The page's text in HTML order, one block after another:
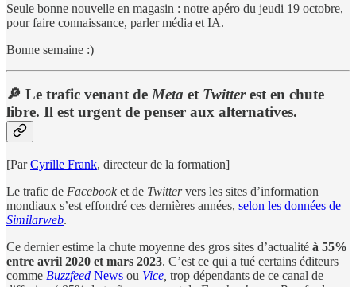
Seule bonne nouvelle en magasin : notre apéro du jeudi 19 octobre,
pour faire connaissance, parler média et IA.
Bonne semaine :)
🔎 Le trafic venant deMeta et Twitterest en chute
libre. Il est urgent de penser aux alternatives.
[ParCyrille Frank, directeur de la formation]
Le trafic de Facebook et de Twittervers les sites d’information
mondiaux s’est effondré ces dernières années, selon les données de
Similarweb.
Ce dernier estime la chute moyenne des gros sites d’actualité à 55%
entre avril 2020 et mars 2023. C’est ce qui a tué certains éditeurs
comme Buzzfeed News ou Vice trop dépendants de ce canal de